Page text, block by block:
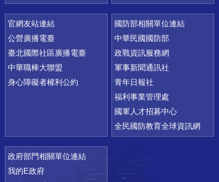
官網友站連結
公營廣播電臺
臺北國際社區廣播電臺
中華職棒大聯盟
身心障礙者權利公約
國防部相關單位連結
中華民國國防部
政戰資訊服務網
軍事新聞通訊社
青年日報社
福利事業管理處
國軍人才招募中心
全民國防教育全球資訊網
政府部門相關單位連結
我的E政府